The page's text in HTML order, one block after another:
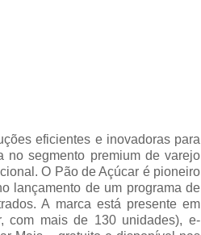
eficientes e inovadoras para
no segmento premium de varejo
O Pão de Açúcar é pioneiro
lançamento de um programa de
A marca está presente em
com mais de 130 unidades), e-